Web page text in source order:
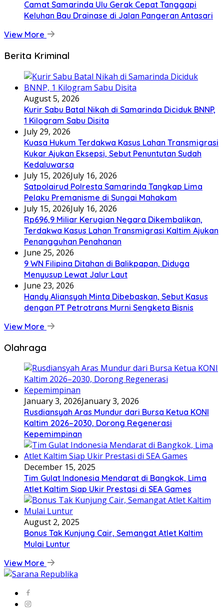
Camat Samarinda Ulu Gerak Cepat Tanggapi
Keluhan Bau Drainase di Jalan Pangeran Antasari
View More
Berita Kriminal
August 5, 2026
Kurir Sabu Batal Nikah di Samarinda Diciduk BNNP,
1 Kilogram Sabu Disita
July 29, 2026
Kuasa Hukum Terdakwa Kasus Lahan Transmigrasi
Kukar Ajukan Eksepsi, Sebut Penuntutan Sudah
Kedaluwarsa
July 15, 2026July 16, 2026
Satpolairud Polresta Samarinda Tangkap Lima
Pelaku Premanisme di Sungai Mahakam
July 15, 2026July 16, 2026
Rp696,9 Miliar Kerugian Negara Dikembalikan,
Terdakwa Kasus Lahan Transmigrasi Kaltim Ajukan
Penangguhan Penahanan
June 25, 2026
9 WN Filipina Ditahan di Balikpapan, Diduga
Menyusup Lewat Jalur Laut
June 23, 2026
Handy Aliansyah Minta Dibebaskan, Sebut Kasus
dengan PT Petrotrans Murni Sengketa Bisnis
View More
Olahraga
January 3, 2026January 3, 2026
Rusdiansyah Aras Mundur dari Bursa Ketua KONI
Kaltim 2026–2030, Dorong Regenerasi
Kepemimpinan
December 15, 2025
Tim Gulat Indonesia Mendarat di Bangkok, Lima
Atlet Kaltim Siap Ukir Prestasi di SEA Games
August 2, 2025
Bonus Tak Kunjung Cair, Semangat Atlet Kaltim
Mulai Luntur
View More